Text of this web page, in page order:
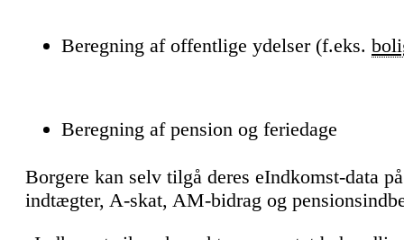
Beregning af offentlige ydelser (f.eks.
Beregning af pension og feriedage
Borgere kan selv tilgå deres eIndkomst-data
indtægter, A-skat, AM-bidrag og